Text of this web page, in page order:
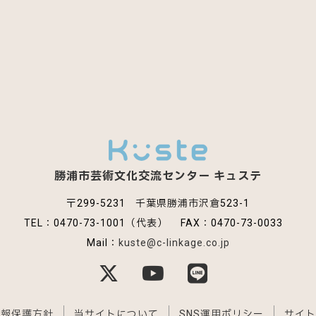
勝浦市芸術文化交流センター キュステ
〒299-5231
千葉県勝浦市沢倉523-1
TEL：0470-73-1001（代表）
FAX：0470-73-0033
Mail： kuste@c-linkage.co.jp